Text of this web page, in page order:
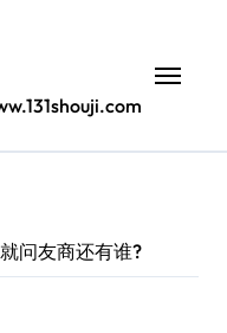
问友商还有谁?